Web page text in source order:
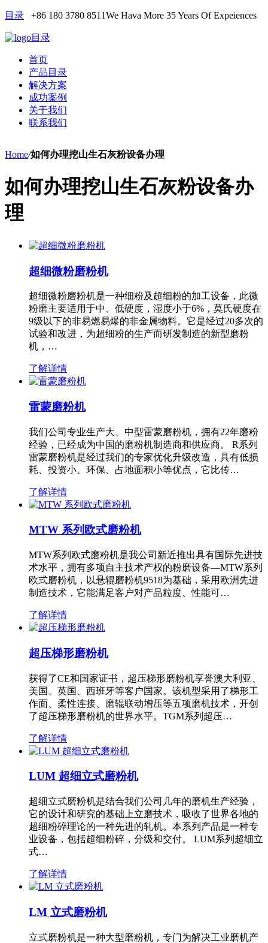
目录 +86 180 3780 8511We Hava More 35 Years Of Expeiences
目录
首页
产品目录
解决方案
成功案例
关于我们
联系我们
Home/如何办理挖山生石灰粉设备办理
如何办理挖山生石灰粉设备办
理
超细微粉磨粉机
超细微粉磨粉机是一种细粉及超细粉的加工设备，此微
粉磨主要适用于中、低硬度，湿度小于6%，莫氏硬度在
9级以下的非易燃易爆的非金属物料。它是经过20多次的
试验和改进，为超细粉的生产而研发制造的新型磨粉
机，…
了解详情
雷蒙磨粉机
我们公司专业生产大、中型雷蒙磨粉机，拥有22年磨粉
经验，已经成为中国的磨粉机制造商和供应商。 R系列
雷蒙磨粉机是经过我们的专家优化升级改造，具有低损
耗、投资小、环保、占地面积小等优点，它比传…
了解详情
MTW 系列欧式磨粉机
MTW系列欧式磨粉机是我公司新近推出具有国际先进技
术水平，拥有多项自主技术产权的粉磨设备—MTW系列
欧式磨粉机，以悬辊磨粉机9518为基础，采用欧洲先进
制造技术，它能满足客户对产品粒度、性能可…
了解详情
超压梯形磨粉机
获得了CE和国家证书，超压梯形磨粉机享誉澳大利亚、
美国、英国、西班牙等客户国家。该机型采用了梯形工
作面、柔性连接、磨辊联动增压等五项磨机技术，开创
了超压梯形磨粉机的世界水平。TGM系列超压…
了解详情
LUM 超细立式磨粉机
超细立式磨粉机是结合我们公司几年的磨机生产经验，
它的设计和研究的基础上立磨技术，吸收了世界各地的
超细粉碎理论的一种先进的轧机。本系列产品是一种专
业设备，包括超细粉碎，分级和交付。 LUM系列超细立
式…
了解详情
LM 立式磨粉机
立式磨粉机是一种大型磨粉机，专门为解决工业磨机产